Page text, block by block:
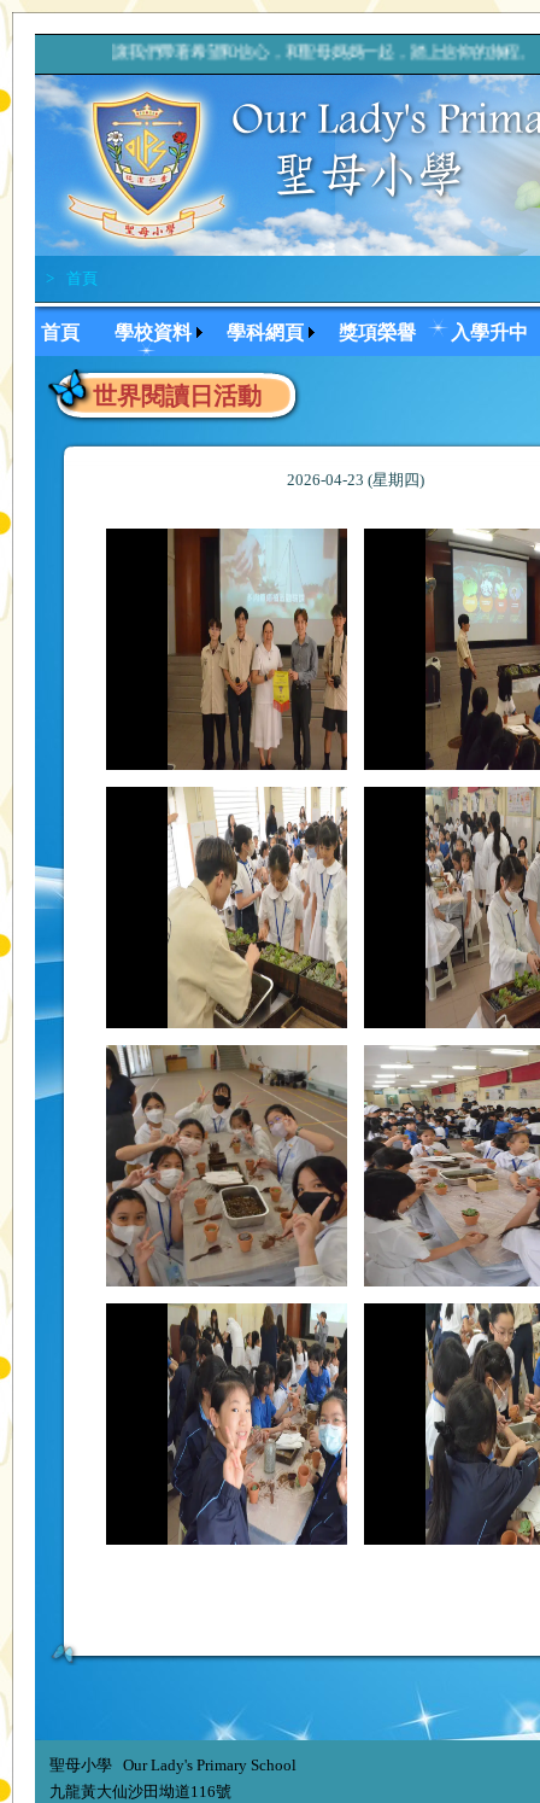
讓我們帶著希望和信心，和聖母媽媽一起，踏上信
> 首頁
首頁 學校資料 學科網頁 獎項榮譽 入學升中
世界閱讀日活動
2026-04-23 (星期四)
聖母小學 Our Lady's Primary School
九龍黃大仙沙田坳道116號